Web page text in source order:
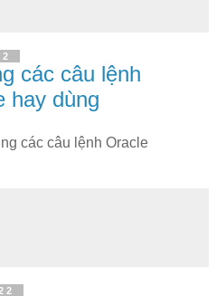
các câu lệnh
hay dùng
các câu lệnh Oracle